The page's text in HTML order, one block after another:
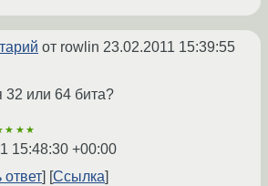
от rowlin 23.02.2011 15:39:55
32 или 64 бита?
15:48:30 +00:00
ответ
Ссылка